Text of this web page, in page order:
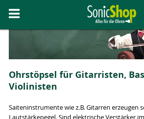
Ohrstöpsel für Gitarristen,
Violinisten
Saiteninstrumente wie z.B. Gitarren erzeugen
Lautstärkepegel. Sind elektrische Verstärker